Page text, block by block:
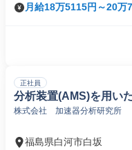
月給18万5115円～20万
正社員
分析装置(AMS)を用い
株式会社 加速器分析研究所
福島県白河市白坂